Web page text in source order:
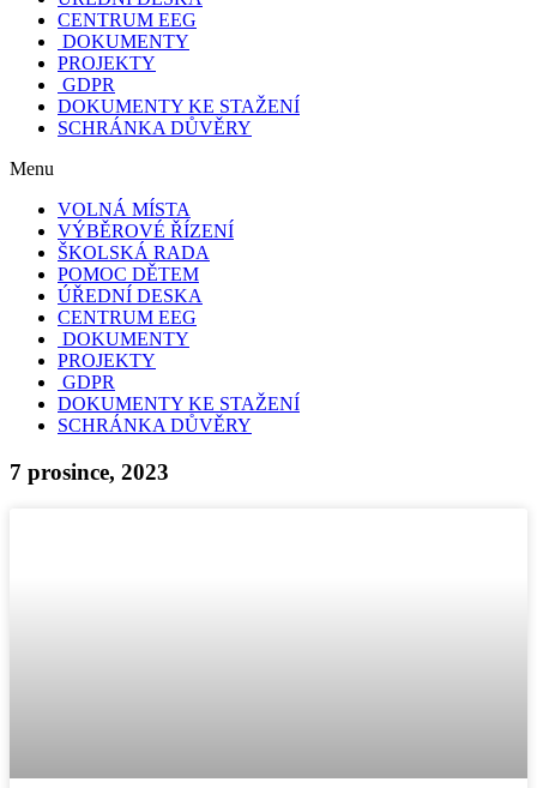
CENTRUM EEG
DOKUMENTY
PROJEKTY
GDPR
DOKUMENTY KE STAŽENÍ
SCHRÁNKA DŮVĚRY
Menu
VOLNÁ MÍSTA
VÝBĚROVÉ ŘÍZENÍ
ŠKOLSKÁ RADA
POMOC DĚTEM
ÚŘEDNÍ DESKA
CENTRUM EEG
DOKUMENTY
PROJEKTY
GDPR
DOKUMENTY KE STAŽENÍ
SCHRÁNKA DŮVĚRY
7 prosince, 2023